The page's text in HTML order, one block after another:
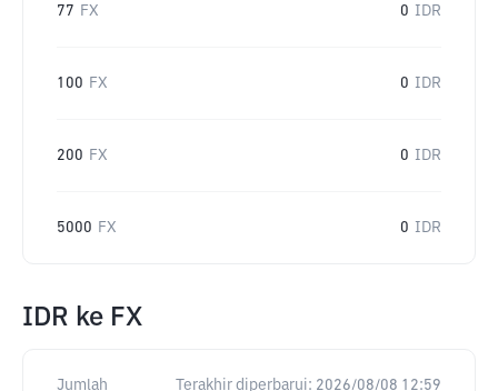
77 FX 0 IDR
100 FX 0 IDR
200 FX 0 IDR
5000 FX 0 IDR
IDR ke FX
Jumlah Terakhir diperbarui: 2026/08/08 12:59